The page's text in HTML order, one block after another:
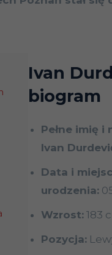
Ivan
biogram
Pełne imię i
Ivan
Data i
urodzenia:
Wzrost:183
Pozycja: